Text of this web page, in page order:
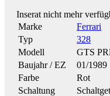
Inserat nicht mehr
Marke
Ferrari
Typ
328
Modell
GTS
Baujahr / EZ
01/1989
Farbe
Rot
Schaltung